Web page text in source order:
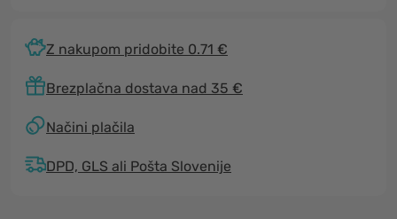
Z nakupom pridobite 0.71 €
Brezplačna dostava nad 35 €
Načini plačila
DPD, GLS ali Pošta Slovenije